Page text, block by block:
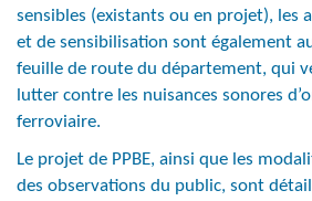
sensibles (existants ou en projet), les
et de sensibilisation sont également
feuille de route du département, qui
lutter contre les nuisances sonores
ferroviaire.
Le projet de PPBE, ainsi que les
des observations du public, sont